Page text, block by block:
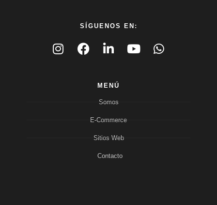
SÍGUENOS EN:
MENÚ
Somos
E-Commerce
Sitios Web
Contacto